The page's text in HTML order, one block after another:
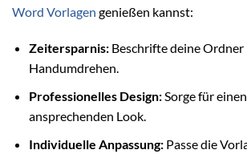
Word Vorlagen genießen kannst:
Zeitersparnis:Beschrifte deine Ordner
Handumdrehen.
Professionelles Design:Sorge für
ansprechenden Look.
Individuelle Anpassung:Passe die